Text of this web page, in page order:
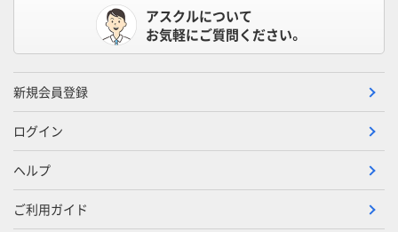
アスクルについて
お気軽にご質問ください。
新規会員登録
ログイン
ヘルプ
ご利用ガイド